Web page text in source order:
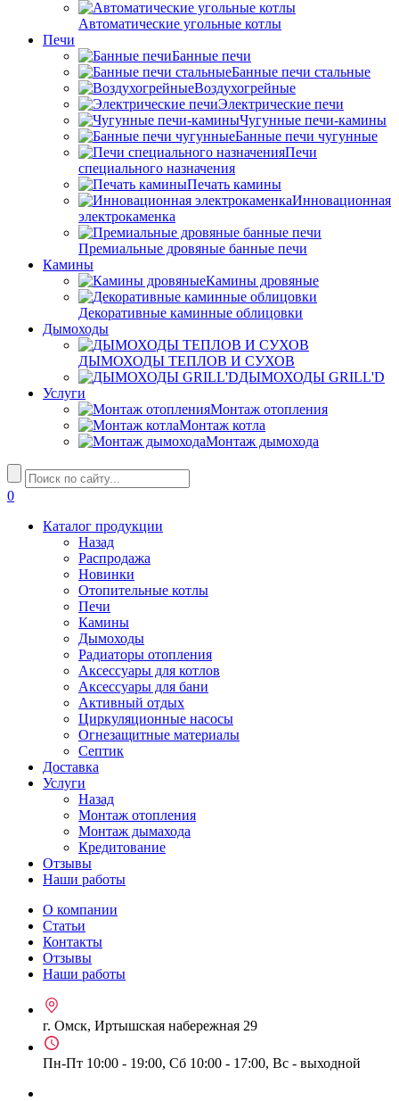
Автоматические угольные котлы
Печи
Банные печи
Банные печи стальные
Воздухогрейные
Электрические печи
Чугунные печи-камины
Банные печи чугунные
Печи
специального назначения
Печать камины
Инновационная
электрокаменка
Премиальные дровяные банные печи
Камины
Камины дровяные
Декоративные каминные облицовки
Дымоходы
ДЫМОХОДЫ ТЕПЛОВ И СУХОВ
ДЫМОХОДЫ GRILL'D
Услуги
Монтаж отопления
Монтаж котла
Монтаж дымохода
0
Каталог продукции
Назад
Распродажа
Новинки
Отопительные котлы
Печи
Камины
Дымоходы
Радиаторы отопления
Аксессуары для котлов
Аксессуары для бани
Активный отдых
Циркуляционные насосы
Огнезащитные материалы
Септик
Доставка
Услуги
Назад
Монтаж отопления
Монтаж дымахода
Кредитование
Отзывы
Наши работы
О компании
Статьи
Контакты
Отзывы
Наши работы
г. Омск, Иртышская набережная 29
Пн-Пт 10:00 - 19:00, Сб 10:00 - 17:00, Вс - выходной